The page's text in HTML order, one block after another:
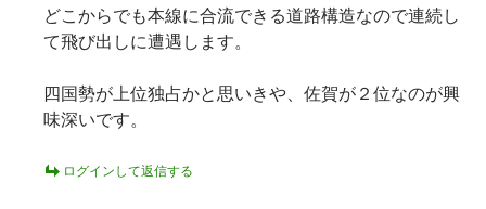
どこからでも本線に合流できる道路構造なので連続し
て飛び出しに遭遇します。
四国勢が上位独占かと思いきや、佐賀が２位なのが興
味深いです。
ログインして返信する